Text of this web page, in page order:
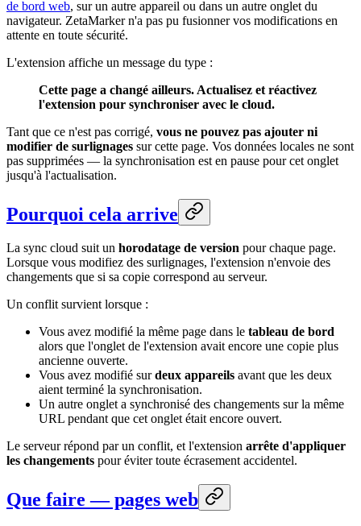
de bord web, sur un autre appareil ou dans un autre onglet du
navigateur. ZetaMarker n'a pas pu fusionner vos modifications en
attente en toute sécurité.
L'extension affiche un message du type :
Cette page a changé ailleurs. Actualisez et réactivez
l'extension pour synchroniser avec le cloud.
Tant que ce n'est pas corrigé, vous ne pouvez pas ajouter ni
modifier de surlignages sur cette page. Vos données locales ne sont
pas supprimées — la synchronisation est en pause pour cet onglet
jusqu'à l'actualisation.
Pourquoi cela arrive
La sync cloud suit un horodatage de version pour chaque page.
Lorsque vous modifiez des surlignages, l'extension n'envoie des
changements que si sa copie correspond au serveur.
Un conflit survient lorsque :
Vous avez modifié la même page dans le tableau de bord
alors que l'onglet de l'extension avait encore une copie plus
ancienne ouverte.
Vous avez modifié surdeux appareils avant que les deux
aient terminé la synchronisation.
Un autre onglet a synchronisé des changements sur la même
URL pendant que cet onglet était encore ouvert.
Le serveur répond par un conflit, et l'extension arrête d'appliquer
les changements pour éviter toute écrasement accidentel.
Que faire — pages web